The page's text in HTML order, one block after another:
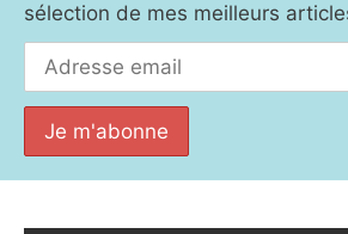
sélection de mes meilleurs